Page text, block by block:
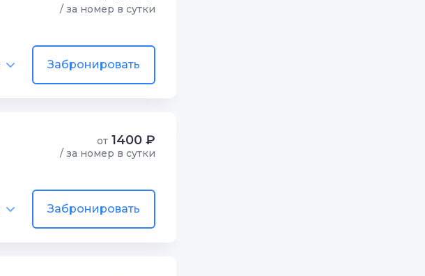
/ за номер в сутки
Забронировать
от 1400 ₽
/ за номер в сутки
Забронировать